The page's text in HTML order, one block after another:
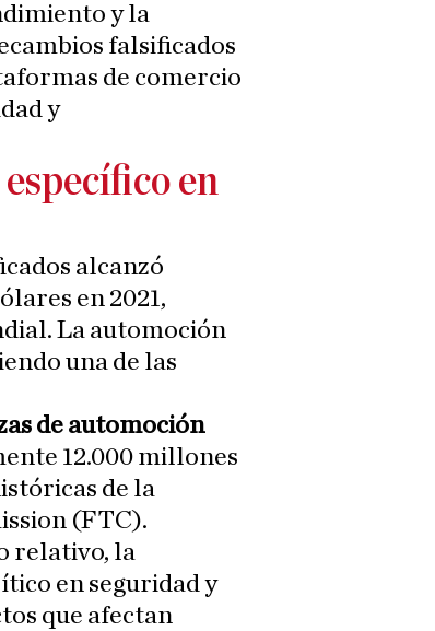
y la
falsificados
de comercio
y
en
alcanzó
en 2021,
La automoción
una de las
de automoción
12.000 millones
de la
(FTC).
relativo, la
en seguridad y
que afectan